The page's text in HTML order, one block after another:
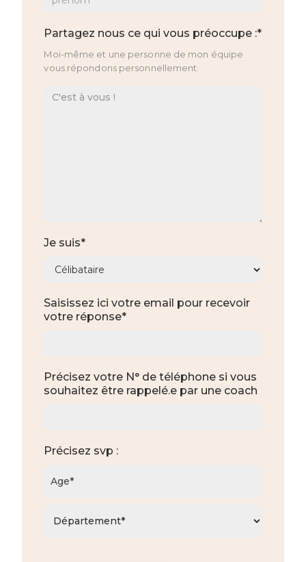
Partagez nous ce qui vous préoccupe :*
Moi-même et une personne de mon équipe
vous répondons personnellement.
Je suis*
Saisissez ici votre email pour recevoir
votre réponse*
Précisez votre N° de téléphone si vous
souhaitez être rappelé.e par une coach
Précisez svp :